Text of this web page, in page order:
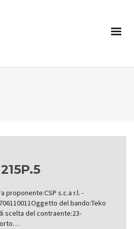
proponente:CSP s.c.a r.l. -
del bando:Teko
scelta del contraente:23-